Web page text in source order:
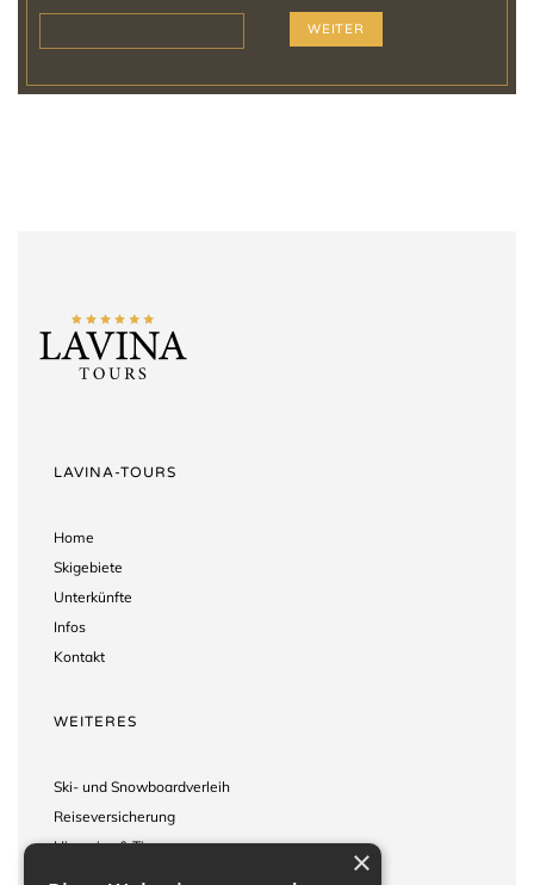
WEITER
LAVINA-TOURS
Home
Skigebiete
Unterkünfte
Infos
Kontakt
WEITERES
Ski- und Snowboardverleih
Reiseversicherung
Hinweise & Tipps
×